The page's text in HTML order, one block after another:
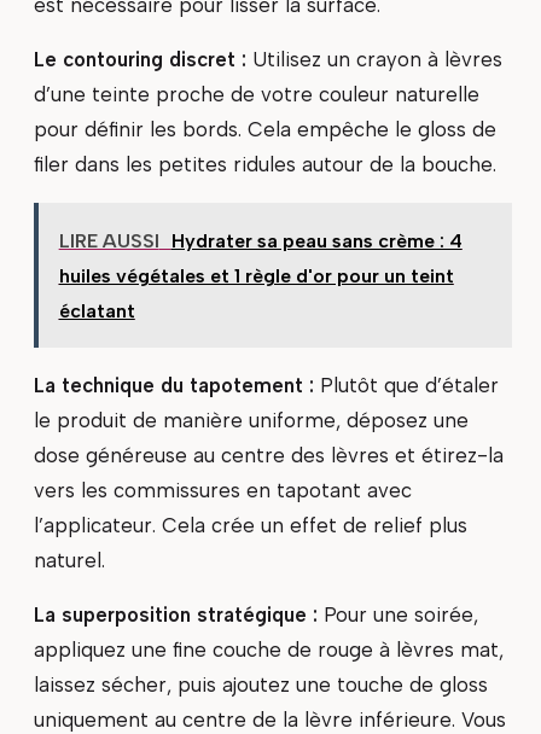
Le contouring discret : Utilisez un crayon à lèvres
d’une teinte proche de votre couleur naturelle
pour définir les bords. Cela empêche le gloss de
filer dans les petites ridules autour de la bouche.
LIRE AUSSI
Hydrater sa peau sans crème : 4
huiles végétales et 1 règle d'or pour un teint
éclatant
La technique du tapotement : Plutôt que d’étaler
le produit de manière uniforme, déposez une
dose généreuse au centre des lèvres et étirez-la
vers les commissures en tapotant avec
l’applicateur. Cela crée un effet de relief plus
naturel.
La superposition stratégique : Pour une soirée,
appliquez une fine couche de rouge à lèvres mat,
laissez sécher, puis ajoutez une touche de gloss
uniquement au centre de la lèvre inférieure. Vous